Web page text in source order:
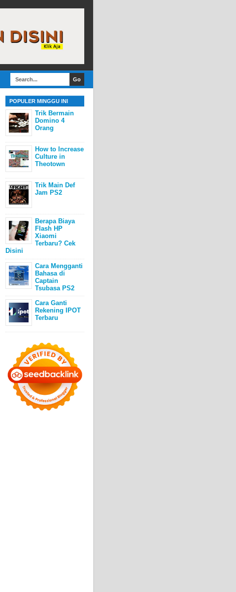
POPULER MINGGU INI
Trik Bermain
Domino 4
Orang
How to Increase
Culture in
Theotown
Trik Main Def
Jam PS2
Berapa Biaya
Flash HP
Xiaomi
Terbaru? Cek
Disini
Cara Mengganti
Bahasa di
Captain
Tsubasa PS2
Cara Ganti
Rekening IPOT
Terbaru